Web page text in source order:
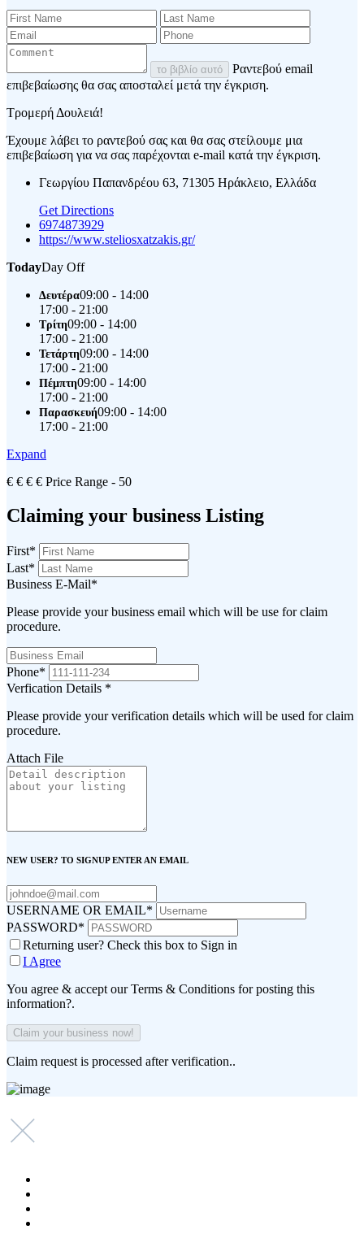
το βιβλίο αυτό
Ραντεβού email
επιβεβαίωσης θα σας αποσταλεί μετά την έγκριση.
Τρομερή Δουλειά!
Έχουμε λάβει το ραντεβού σας και θα σας στείλουμε μια
επιβεβαίωση για να σας παρέχονται e-mail κατά την έγκριση.
Γεωργίου Παπανδρέου 63, 71305 Ηράκλειο, Ελλάδα
Get Directions
6974873929
https://www.steliosxatzakis.gr/
TodayDay Off
Δευτέρα09:00 - 14:00
17:00 - 21:00
Τρίτη09:00 - 14:00
17:00 - 21:00
Τετάρτη09:00 - 14:00
17:00 - 21:00
Πέμπτη09:00 - 14:00
17:00 - 21:00
Παρασκευή09:00 - 14:00
17:00 - 21:00
Expand
€ € € € Price Range - 50
Claiming your business Listing
First*
Last*
Business E-Mail*
Please provide your business email which will be use for claim
procedure.
Phone*
Verfication Details *
Please provide your verification details which will be used for claim
procedure.
Attach File
NEW USER? TO SIGNUP ENTER AN EMAIL
USERNAME OR EMAIL*
PASSWORD*
Returning user? Check this box to Sign in
I Agree
You agree & accept our Terms & Conditions for posting this
information?.
Claim request is processed after verification..